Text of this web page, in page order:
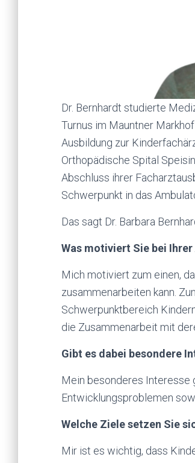
Dr. Bernhardt studierte
Turnus im Mauntner
Ausbildung zur
Orthopädische Spital
Abschluss ihrer
Schwerpunkt in das
Das sagt Dr. Barbara
Was motiviert Sie bei
Mich motiviert zum einen,
zusammenarbeiten kann.
Schwerpunktbereich
die Zusammenarbeit mit
Gibt es dabei besondere
Mein besonderes Interesse
Entwicklungsproblemen
Welche Ziele setzen Sie
Mir ist es wichtig, dass